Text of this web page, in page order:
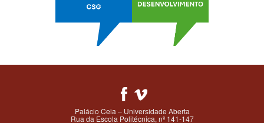
Palácio Ceia – Universidade Aberta
Rua da Escola Politécnica, nº 141-147